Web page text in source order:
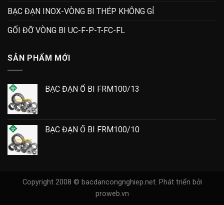
BẠC ĐẠN INOX-VÒNG BI THÉP KHÔNG GỈ
GỐI ĐỠ VÒNG BI UC-F-P-T-FC-FL
SẢN PHẨM MỚI
BẠC ĐẠN Ổ BI FRM100/13
BẠC ĐẠN Ổ BI FRM100/10
Copyright 2008 © bacdancongnghiep.net. Phát triển bởi
proweb.vn